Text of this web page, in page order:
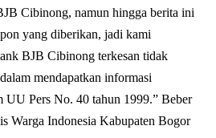
Cibinong, namun hingga berita ini
yang diberikan, jadi kami
BJB Cibinong terkesan tidak
mendapatkan informasi
UU Pers No. 40 tahun 1999.” Beber
Warga Indonesia Kabupaten Bogor